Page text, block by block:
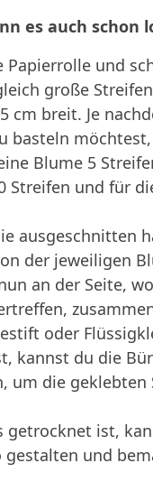
es auch schon
Papierrolle und
große
cm breit. Je
basteln
Blume 5
Streifen und für
ausgeschnitten
der jeweiligen
an der Seite,
oder
kannst du die
um die geklebten
getrocknet ist,
gestalten und